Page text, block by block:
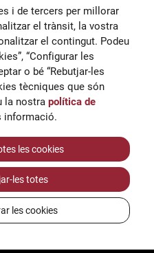
de Privacitat
i de tercers per millorar
el trànsit, la vostra
el contingut. Podeu
“Configurar les
o bé “Rebutjar-les
tècniques que són
la nostra política de
informació.
les cookies
les totes
les cookies